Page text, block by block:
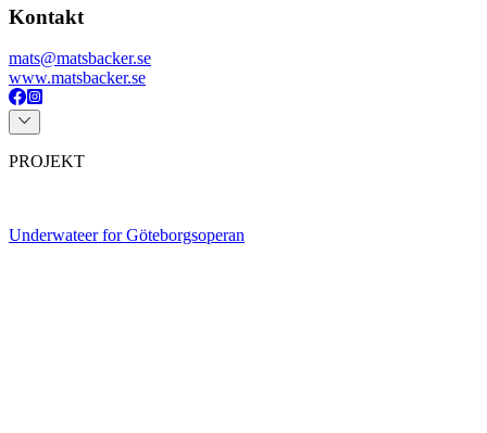
Kontakt
mats@matsbacker.se
www.matsbacker.se
PROJEKT
Underwateer for Göteborgsoperan